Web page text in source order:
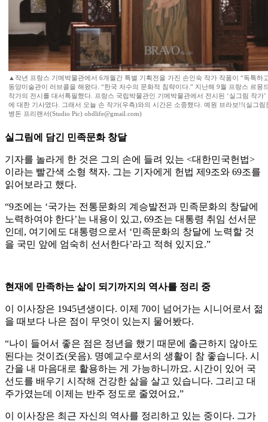
▲작년 프랑스 기메박물관에서 6개월간 특별 기획전을 가진 손인숙 작가 작품이 “독특하
동양미술관이 러브콜을 해왔다. “한국 자수의 문화적 침략이다.” 지난해 9월 프랑스 르몽
작가의 전시를 대서특필했다. 프랑스 국립박물관인 기메박물관에서 전시된 ‘실그림 작가
에 대한 기사였다. 그래서 오늘 손 작가(우측)와의 시간은 소중했다. 예원 브라보!!(실그림
병돈 프리랜서(Studio Pic) obdlife@gmail.com)
실그림에 담긴 민족문화 창달
기자를 놀라게 한 것은 그의 손에 들려 있는 <대한민국헌법>
이라는 빨간색 소형 책자. 그는 기자에게 헌법 제9조와 69조를
읽어보라고 했다.
“9조에는 ‘국가는 전통문화의 계승발전과 민족문화의 창달에
노력하여야 한다’는 내용이 있고, 69조는 대통령 취임 선서문
인데, 여기에도 대통령으로서 ‘민족문화의 창달에 노력할 것
을 국민 앞에 엄숙히 선서한다’라고 적혀 있지요.”
현재에 만족하는 삶이 되기까지의 역사를 정리 중
이 이사장은 1945년생이다. 이제 70이 넘어가는 시니어로서 젊
을 때보다 나은 점이 무엇이 있는지 물어봤다.
“나이 들어서 좋은 점은 정년을 했기 때문에 출근하지 않아도
된다는 것이죠(웃음). 명예교수로서의 생활이 참 좋습니다. 시
간을 내 마음대로 활용하는 게 가능하니까요. 시간이 있어 국
선도를 배우기 시작해 건강한 삶을 살고 있습니다. 그리고 대
주가였는데 이제는 반주 정도로 줄였어요,”
이 이사장은 최근 자신의 역사를 정리하고 있는 중이다. 그가